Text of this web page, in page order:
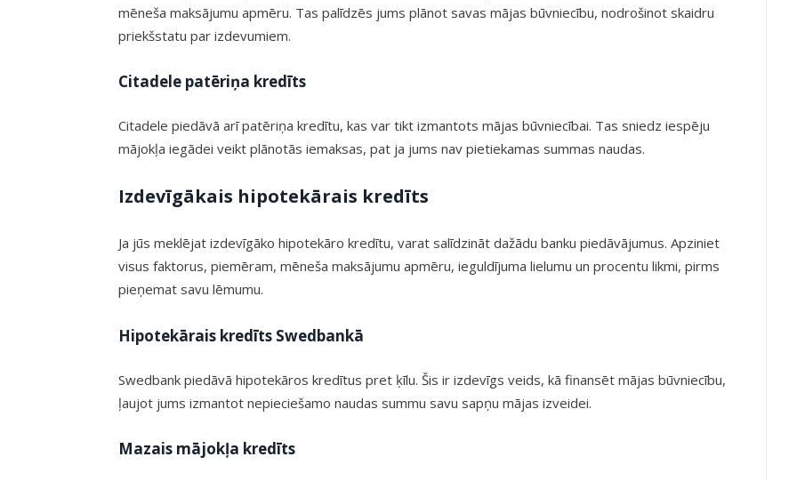
mēneša maksājumu apmēru. Tas palīdzēs jums plānot savas mājas būvniecību, nodrošinot skaidru
priekšstatu par izdevumiem.
Citadele patēriņa kredīts
Citadele piedāvā arī patēriņa kredītu, kas var tikt izmantots mājas būvniecībai. Tas sniedz iespēju
mājokļa iegādei veikt plānotās iemaksas, pat ja jums nav pietiekamas summas naudas.
Izdevīgākais hipotekārais kredīts
Ja jūs meklējat izdevīgāko hipotekāro kredītu, varat salīdzināt dažādu banku piedāvājumus. Apziniet
visus faktorus, piemēram, mēneša maksājumu apmēru, ieguldījuma lielumu un procentu likmi, pirms
pieņemat savu lēmumu.
Hipotekārais kredīts Swedbankā
Swedbank piedāvā hipotekāros kredītus pret ķīlu. Šis ir izdevīgs veids, kā finansēt mājas būvniecību,
ļaujot jums izmantot nepieciešamo naudas summu savu sapņu mājas izveidei.
Mazais mājokļa kredīts